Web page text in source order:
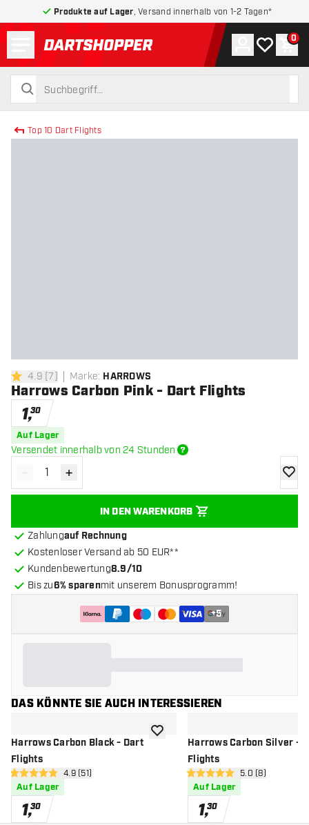
Produkte auf Lager , Versand innerhalb von 1-2 Tagen*
zurück zur Startseite
suchen
suchen
Konto
Meine 0
Top 10 Dart Flights
4.9 Bewertungssterne
4.9 [7] Marke: HARROWS
Harrows Carbon Pink - Dart Flights
1,30
Auf Lager
Versendet innerhalb von 24 Stunden
Menge verringern
- Menge erhöhen
+
IN DEN WARENKORB
Zur
Zahlungauf Rechnung
Kostenloser Versand ab 50 EUR**
Kundenbewertung8.9/10
Bis zu6% sparenmit unserem Bonusprogramm!
+5
DAS KÖNNTE SIE AUCH INTERESSIEREN
Harrows Carbon Black - Dart
Flights
Bewertungsbereich öffnen
4.9 Bewertungssterne
4.9 (51)
Auf Lager
1,30
Zur Wunschliste hinzufügen
Harrows Carbon Silver -
Flights
5 Bewertungssterne
5.0 (8)
Auf Lager
1,30